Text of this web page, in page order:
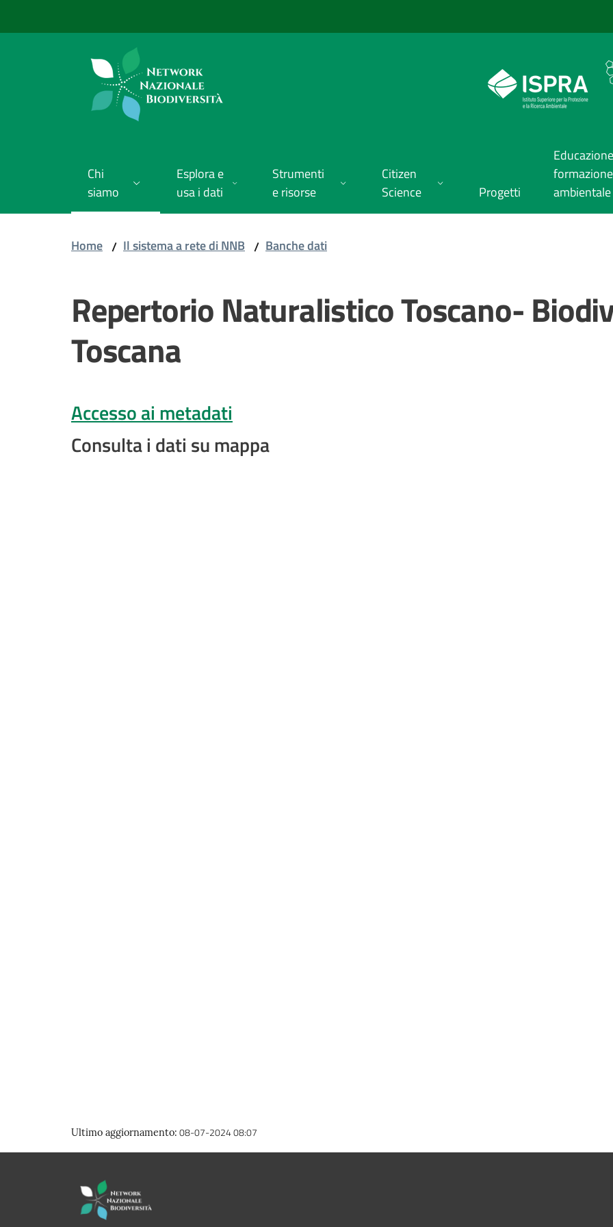
Chi
siamo
Esplora e
usa i dati
Strumenti
e risorse
Citizen
Science
Progetti
formazione
ambientale
Home / Il sistema a rete di NNB / Banche dati
Repertorio Naturalistico Toscano-
Toscana
Accesso ai metadati
Consulta i dati su mappa
Ultimo aggiornamento: 08-07-2024 08:07